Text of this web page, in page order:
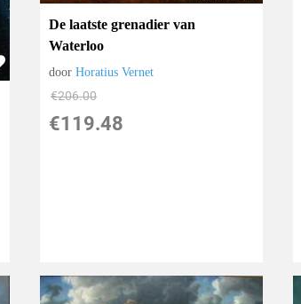
De laatste grenadier van
Waterloo
doorHoratius Vernet
€206.00
€119.48